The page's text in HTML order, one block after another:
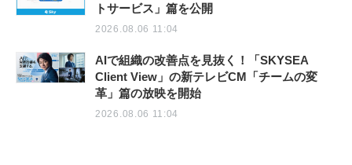
トサービス」篇を公開
2026.08.06 11:04
AIで組織の改善点を見抜く！「SKYSEA
Client View」の新テレビCM「チームの変
革」篇の放映を開始
2026.08.06 11:04